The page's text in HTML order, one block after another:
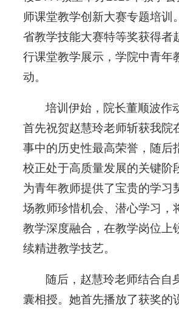
师课堂教学创新大赛专题培训
省教学技能大赛特等奖获得者
行课堂教学展示，学院中青年
动。
培训伊始，院长董顺波作
首先祝贺赵慧玲老师斩获我院
事中的历史性最高荣誉，随后
校正处于高质量发展的关键阶
为青年教师提供了宝贵的学习
场教师珍惜机会、潜心学习，
教学深度融合，在教学岗位上
续精进教学技艺。
随后，赵慧玲老师结合自
囊相授。她首先播放了获奖的